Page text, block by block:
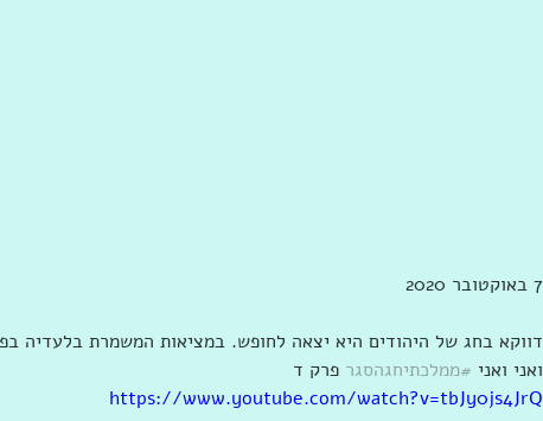
7 באוקטובר 2020
דווקא בחג של היהודים היא יצאה לחופש. במציאות המשמרת בלעדיה
ואני ואני #ממלכתיחגהסגר פרק ד
https://www.youtube.com/watch?v=tbJy0js4JrQ